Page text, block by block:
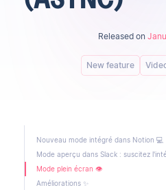
Released on
New feature
Nouveau mode intégré dans Notion 💻
Mode aperçu dans Slack : suscitez
Mode plein écran 👁
Améliorations ✨